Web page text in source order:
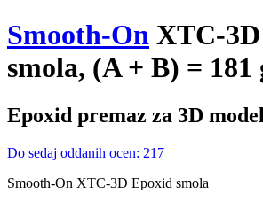
Smooth-On XTC-
smola, (A + B) = 181
Epoxid premaz za 3D
Do sedaj oddanih ocen: 217
Smooth-On XTC-3D Epoxid smola